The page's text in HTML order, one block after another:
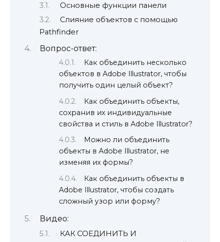
Основные функции панели
Слияние объектов с помощью
Pathfinder
Вопрос-ответ:
Как объединить несколько
объектов в Adobe Illustrator, чтобы
получить один целый объект?
Как объединить объекты,
сохранив их индивидуальные
свойства и стиль в Adobe Illustrator?
Можно ли объединить
объекты в Adobe Illustrator, не
изменяя их формы?
Как объединить объекты в
Adobe Illustrator, чтобы создать
сложный узор или форму?
Видео:
КАК СОЕДИНИТЬ И